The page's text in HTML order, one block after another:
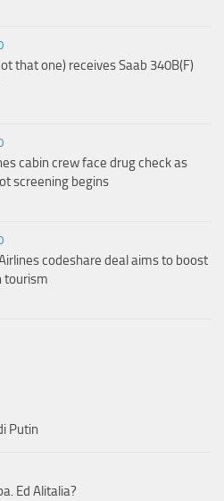
that one) receives Saab 340B(F)
cabin crew face drug check as
screening begins
codeshare deal aims to boost
tourism
Putin
Ed Alitalia?